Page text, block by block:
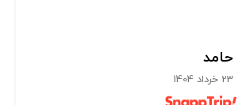
حامد
23 خرداد 1404